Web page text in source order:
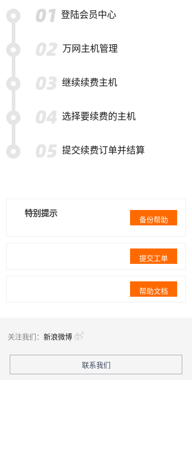
登陆会员中心
万网主机管理
继续续费主机
选择要续费的主机
提交续费订单并结算
特别提示
备份帮助
提交工单
帮助文档